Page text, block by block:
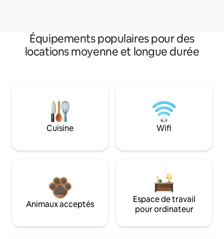
Équipements populaires pour des
locations moyenne et longue durée
Cuisine Wifi
Animaux acceptés
Espace de travail
pour ordinateur